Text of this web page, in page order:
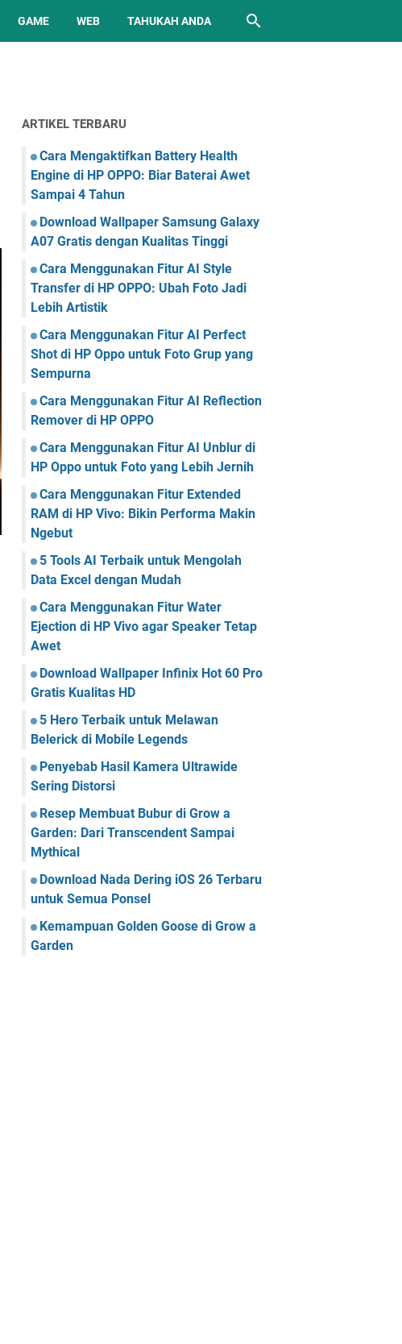
GAME WEB TAHUKAH ANDA
ARTIKEL TERBARU
Cara Mengaktifkan Battery Health
Engine di HP OPPO: Biar Baterai Awet
Sampai 4 Tahun
Download Wallpaper Samsung Galaxy
A07 Gratis dengan Kualitas Tinggi
Cara Menggunakan Fitur AI Style
Transfer di HP OPPO: Ubah Foto Jadi
Lebih Artistik
Cara Menggunakan Fitur AI Perfect
Shot di HP Oppo untuk Foto Grup yang
Sempurna
Cara Menggunakan Fitur AI Reflection
Remover di HP OPPO
Cara Menggunakan Fitur AI Unblur di
HP Oppo untuk Foto yang Lebih Jernih
Cara Menggunakan Fitur Extended
RAM di HP Vivo: Bikin Performa Makin
Ngebut
5 Tools AI Terbaik untuk Mengolah
Data Excel dengan Mudah
Cara Menggunakan Fitur Water
Ejection di HP Vivo agar Speaker Tetap
Awet
Download Wallpaper Infinix Hot 60 Pro
Gratis Kualitas HD
5 Hero Terbaik untuk Melawan
Belerick di Mobile Legends
Penyebab Hasil Kamera Ultrawide
Sering Distorsi
Resep Membuat Bubur di Grow a
Garden: Dari Transcendent Sampai
Mythical
Download Nada Dering iOS 26 Terbaru
untuk Semua Ponsel
Kemampuan Golden Goose di Grow a
Garden